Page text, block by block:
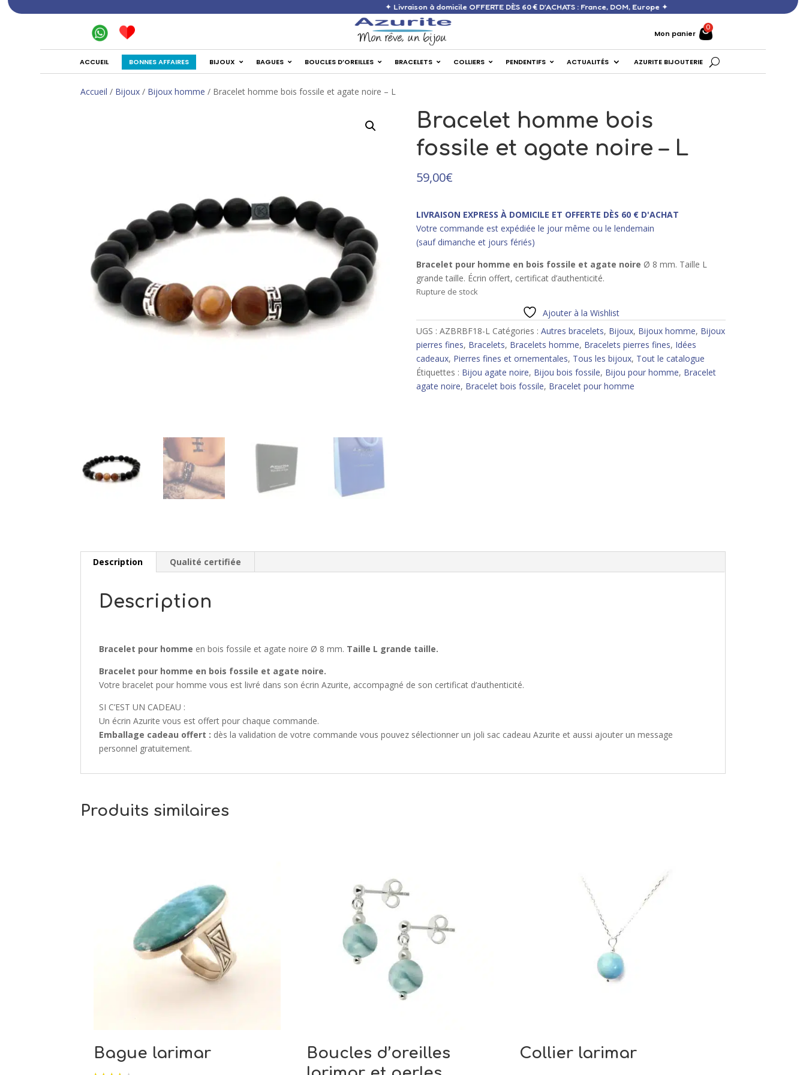
✦ Livraison à domicile OFFERTE DÈS 60 € D’ACHATS : France, DOM, Europe ✦
Mon panier
ACCUEIL BONNES AFFAIRES BIJOUX BAGUES BOUCLES D’OREILLES BRACELETS COLLIERS PENDENTIFS ACTUALITÉS AZURITE BIJOUTERIE
Accueil / Bijoux / Bijoux homme / Bracelet homme bois fossile et agate noire – L
Bracelet homme bois
fossile et agate noire – L
59,00€
LIVRAISON EXPRESS À DOMICILE ET OFFERTE DÈS 60 € D'ACHAT
Votre commande est expédiée le jour même ou le lendemain
(sauf dimanche et jours fériés)
Bracelet pour homme en bois fossile et agate noire Ø 8 mm. Taille L
grande taille. Écrin offert, certificat d’authenticité.
Rupture de stock
Ajouter à la Wishlist
UGS : AZBRBF18-L Catégories : Autres bracelets, Bijoux, Bijoux homme, Bijoux
pierres fines, Bracelets, Bracelets homme, Bracelets pierres fines, Idées
cadeaux, Pierres fines et ornementales, Tous les bijoux, Tout le catalogue
Étiquettes : Bijou agate noire, Bijou bois fossile, Bijou pour homme, Bracelet
agate noire, Bracelet bois fossile, Bracelet pour homme
Description Qualité certifiée
Description
Bracelet pour homme en bois fossile et agate noire Ø 8 mm. Taille L grande taille.
Bracelet pour homme en bois fossile et agate noire.
Votre bracelet pour homme vous est livré dans son écrin Azurite, accompagné de son certificat d’authenticité.
SI C’EST UN CADEAU :
Un écrin Azurite vous est offert pour chaque commande.
Emballage cadeau offert : dès la validation de votre commande vous pouvez sélectionner un joli sac cadeau Azurite et aussi ajouter un message
personnel gratuitement.
Produits similaires
Bague larimar
Boucles d’oreilles
Collier larimar